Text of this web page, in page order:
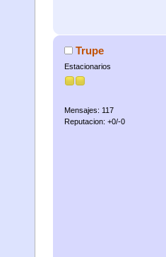
Trupe
Estacionarios
Mensajes: 117
Reputacion: +0/-0